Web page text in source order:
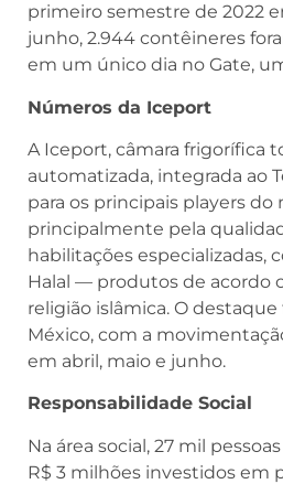
primeiro semestre de 2022
junho, 2.944 contêineres
em um único dia no Gate,
Números da Iceport
A Iceport, câmara frigorífica
automatizada, integrada ao
para os principais players do
principalmente pela
habilitações especializadas,
Halal — produtos de acordo
religião islâmica. O
México, com a
em abril, maio e junho.
Responsabilidade Social
Na área social, 27 mil
R$ 3 milhões investidos em